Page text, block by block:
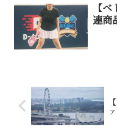
【
連商